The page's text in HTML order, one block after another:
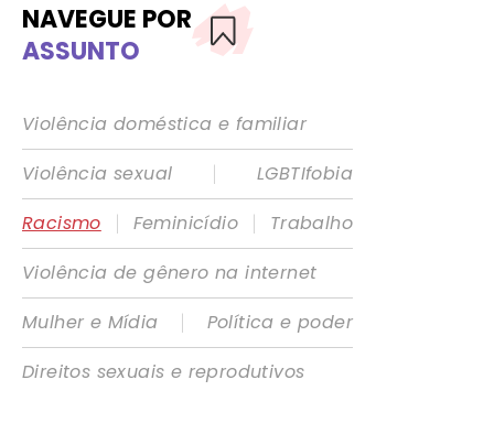
NAVEGUE POR
ASSUNTO
Violência doméstica e familiar
Violência sexual
|
LGBTIfobia
Racismo
| Feminicídio |
Trabalho
Violência de gênero na internet
Mulher e Mídia
|
Política e poder
Direitos sexuais e reprodutivos